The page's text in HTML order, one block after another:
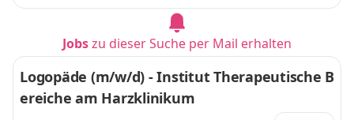
Jobszu dieser Suche per Mail erhalten
Logopäde (m/w/d) - Institut Therapeutische B
ereiche am Harzklinikum